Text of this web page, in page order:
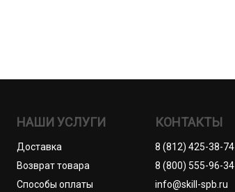
НАШИ УСЛУГИ
Доставка
Возврат товара
Способы оплаты
КОНТАКТЫ
8 (812) 425-38-74
8 (800) 555-96-34
info@skill-spb.ru